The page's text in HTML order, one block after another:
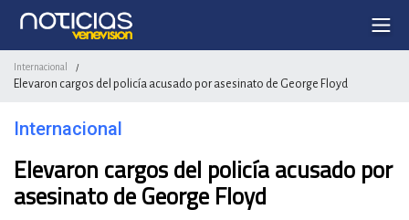
Internacional /
Elevaron cargos del policía acusado por asesinato de George Floyd
Internacional
Elevaron cargos del policía acusado por
asesinato de George Floyd